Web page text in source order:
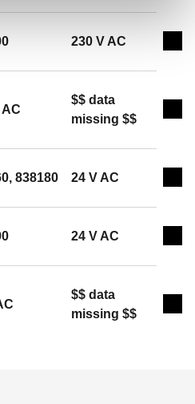
230 V AC
$$ data
missing $$
838180 24 V AC
24 V AC
$$ data
missing $$